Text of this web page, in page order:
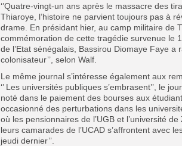
‘’Quatre-vingt-un ans après le massacre des
Thiaroye, l’histoire ne parvient toujours pas à
drame. En présidant hier, au camp militaire de
commémoration de cette tragédie survenue le
de l’Etat sénégalais, Bassirou Diomaye Faye a
colonisateur’’, selon Walf.
Le même journal s’intéresse également aux
‘’ Les universités publiques s’embrasent’’, le
noté dans le paiement des bourses aux
occasionné des perturbations dans les
où les pensionnaires de l’UGB et l’université
leurs camarades de l’UCAD s’affrontent avec
jeudi dernier’’.